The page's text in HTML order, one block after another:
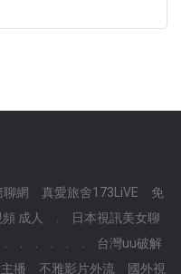
聊網 真愛旅舍173LiVE
免
成人
日本視訊美女聊
台灣uu破解
播 不雅影片外流 國外視